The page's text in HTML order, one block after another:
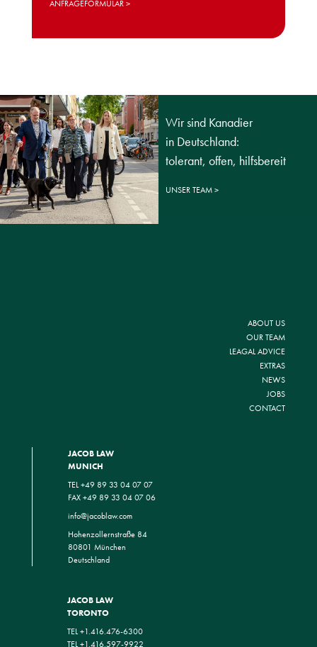
ANFRAGEFORMULAR
Wir sind Kanadier
in Deutschland:
tolerant, offen, hilfsbereit
UNSER TEAM
ABOUT US
OUR TEAM
LEAGAL ADVICE
EXTRAS
NEWS
JOBS
CONTACT
JACOB LAW
MUNICH
TEL +49 89 33 04 07 07
FAX +49 89 33 04 07 06
info@jacoblaw.com
Hohenzollernstraße 84
80801 München
Deutschland
JACOB LAW
TORONTO
TEL +1.416.476-6300
TEL +1.416.597-9922